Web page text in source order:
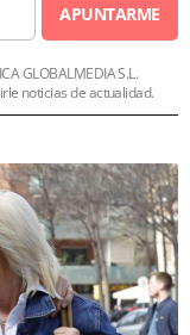
APUNTARME
GLOBALMEDIA S.L.
noticias de actualidad.